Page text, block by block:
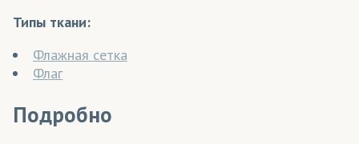
Типы ткани:
Флажная сетка
Флаг
Подробно